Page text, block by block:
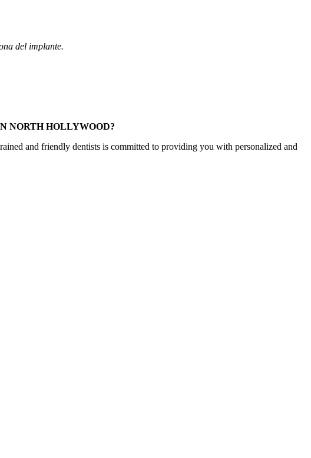
del implante.
NORTH HOLLYWOOD?
and friendly dentists is committed to providing you with personalized and